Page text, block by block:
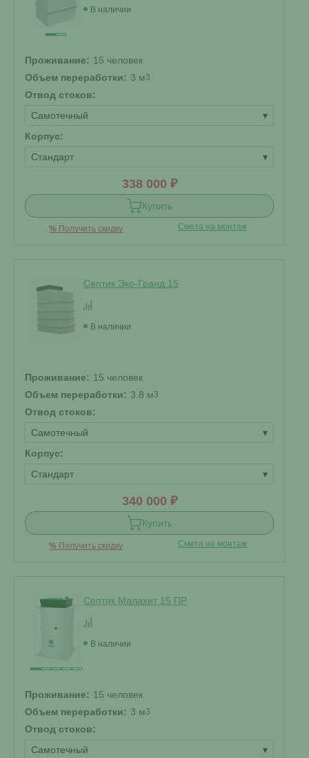
В наличии
Проживание: 15 человек
Объем переработки: 3 м3
Отвод стоков:
Самотечный
▾
Корпус:
Стандарт
▾
338 000 ₽
Купить
% Получить скидку Смета на монтаж
Септик Эко-Гранд 15
В наличии
Проживание: 15 человек
Объем переработки: 3.8 м3
Отвод стоков:
Самотечный
▾
Корпус:
Стандарт
▾
340 000 ₽
Купить
% Получить скидку Смета на монтаж
Септик Малахит 15 ПР
В наличии
Проживание: 15 человек
Объем переработки: 3 м3
Отвод стоков:
Самотечный
▾